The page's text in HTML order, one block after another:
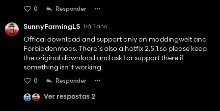
0 Responder
SunnyFarmingLS há 1 ano
Offical download and support only on moddingwelt and
Forbiddenmods. There´s also a hotfix 2.5.1 so please keep
the original download and ask for support there if
something isn´t working.
0 Responder
Ver respostas 2